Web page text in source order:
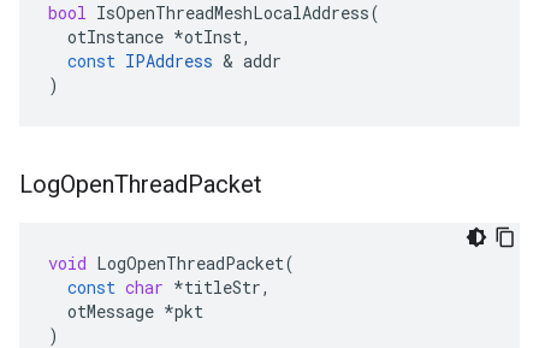
bool IsOpenThreadMeshLocalAddress(
otInstance *otInst,
const IPAddress & addr
)
LogOpenThreadPacket
void LogOpenThreadPacket(
const char *titleStr,
otMessage *pkt
)